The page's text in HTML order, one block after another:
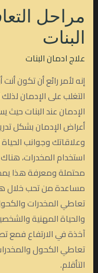
مراحل
البنات
علاج ادمان البنات
إنه لأمر رائع أن تكون
التغلب على الإدمان
الإدمان عند البنات حيث
أعراض الإدمان بشكل
وعلاقاتك وجوانب
استخدام المخدرات،
محتملة ومعرفة هذا
مساعدة من تحب خلال
تعاطي المخدرات
والحياة المهنية
آخذة في الارتفاع فمع
تعاطي الكحول
التأقلم.